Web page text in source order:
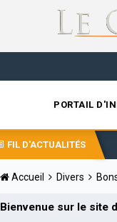
PORTAIL
FIL D'ACTUALITÉS
Accueil Divers
Bienvenue sur le site